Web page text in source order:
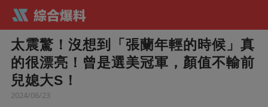
太震驚！沒想到「張蘭年輕的時候」真
的很漂亮！曾是選美冠軍，顏值不輸前
兒媳大S！
2024/06/23